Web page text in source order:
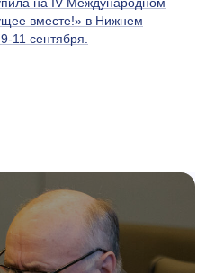
на IV Международном
вместе!» в Нижнем
11 сентября.